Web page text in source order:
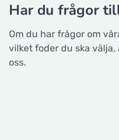
Thurøvej 13,
Nyborg Dyrehandel
Gå till hemsidan
CyberZoo AB
Har du frågor
Om du har frågor om
vilket foder du ska
oss.